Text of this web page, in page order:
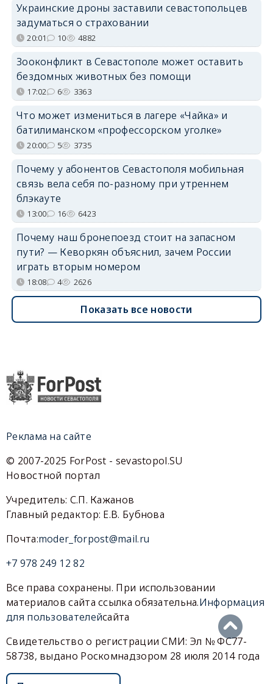
Украинские дроны заставили севастопольцев
задуматься о страховании
20:01 10 4882
Зооконфликт в Севастополе может оставить
бездомных животных без помощи
17:02 6 3363
Что может измениться в лагере «Чайка» и
батилиманском «профессорском уголке»
20:00 5 3735
Почему у абонентов Севастополя мобильная
связь вела себя по-разному при утреннем
блэкауте
13:00 16 6423
Почему наш бронепоезд стоит на запасном
пути? — Кеворкян объяснил, зачем России
играть вторым номером
18:08 4 2626
Показать все новости
Реклама на сайте
© 2007-2025 ForPost - sevastopol.SU
Новостной портал
Учредитель: С.П. Кажанов
Главный редактор: Е.В. Бубнова
Почта:moder_forpost@mail.ru
+7 978 249 12 82
Все права сохранены. При использовании
материалов сайта ссылка обязательна.Информация
для пользователейсайта
Свидетельство о регистрации СМИ: Эл № ФС77-
58738, выдано Роскомнадзором 28 июля 2014 года